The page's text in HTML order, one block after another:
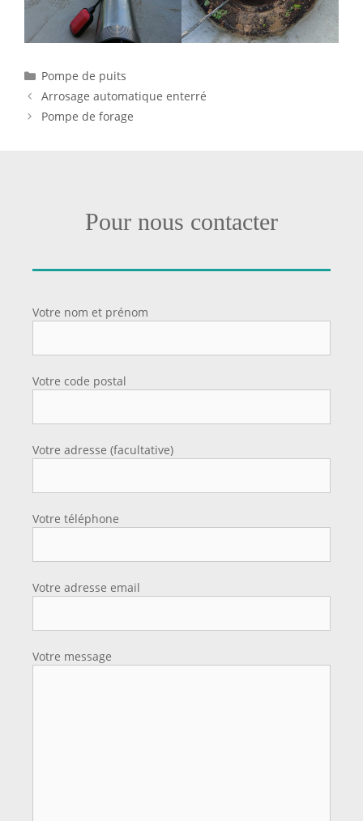
Catégories
Pompe de puits
Arrosage automatique enterré
Pompe de forage
Pour nous contacter
Votre nom et prénom
Votre code postal
Votre adresse (facultative)
Votre téléphone
Votre adresse email
Votre message